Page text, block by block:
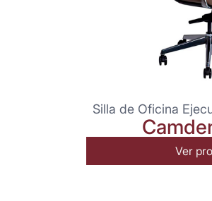
Silla de Oficina
Ver